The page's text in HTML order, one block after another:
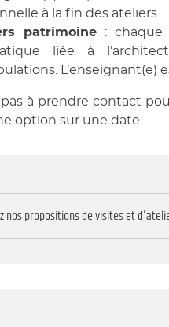
à la fin des ateliers.
patrimoine : chaque
liée à
L’enseignant(e)
pas à prendre contact
option sur une date.
nos propositions de visites et